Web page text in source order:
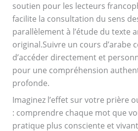
soutien pour les lecteurs
facilite la consultation du sens
parallèlement à l’étude du texte
original.Suivre un cours d’arabe
d’accéder directement et
pour une compréhension
profonde.
Imaginez l’effet sur votre prière
: comprendre chaque mot que
pratique plus consciente et